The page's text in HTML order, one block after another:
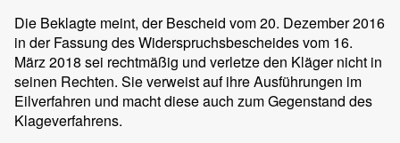
Die Beklagte meint, der Bescheid vom 20. Dezember 2016
in der Fassung des Widerspruchsbescheides vom 16.
März 2018 sei rechtmäßig und verletze den Kläger nicht in
seinen Rechten. Sie verweist auf ihre Ausführungen im
Eilverfahren und macht diese auch zum Gegenstand des
Klageverfahrens.